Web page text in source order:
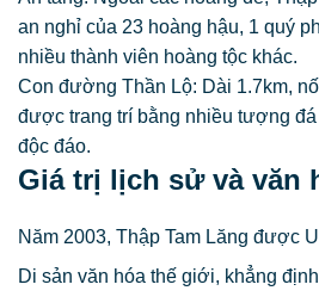
an nghỉ của 23 hoàng hậu, 1 quý
nhiều thành viên hoàng tộc khác.
Con đường Thần Lộ: Dài 1.7km,
được trang trí bằng nhiều tượng
độc đáo.
Giá trị lịch sử và văn
Năm 2003, Thập Tam Lăng được
Di sản văn hóa thế giới, khẳng